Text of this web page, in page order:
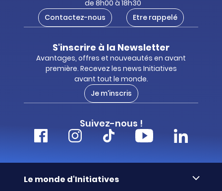
de 8h00 à 18h30
Contactez-nous
Etre rappelé
S'inscrire à la Newsletter
Avantages, offres et nouveautés en avant
première. Recevez les news Initiatives
avant tout le monde.
Je m'inscris
Suivez-nous !
Le monde d'Initiatives